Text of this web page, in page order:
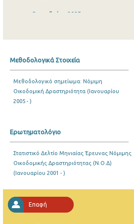
Οκτωβρίου 2025
Ιουνίου 2025
Φεβρουαρίου 2025
Ιανουαρίου 2025
Νοεμβρίου 2024
Μεθοδολογικά Στοιχεία
Μεθοδολογικό σημείωμα: Νόμιμη
Οικοδομική Δραστηριότητα (Ιανουαρίου
2005 - )
Ερωτηματολόγιο
Στατιστικό Δελτίο Μηνιαίας Έρευνας Νόμιμης
Οικοδομικής Δραστηριότητας (Ν.Ο.Δ)
(Ιανουαρίου 2001 - )
Επαφή